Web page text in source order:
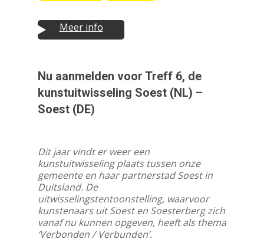
Meer info
Nu aanmelden voor Treff 6, de
kunstuitwisseling Soest (NL) –
Soest (DE)
Dit jaar vindt er weer een
kunstuitwisseling plaats tussen onze
gemeente en haar partnerstad Soest in
Duitsland. De
uitwisselingstentoonstelling, waarvoor
kunstenaars uit Soest en Soesterberg zich
vanaf nu kunnen opgeven, heeft als thema
‘Verbonden / Verbunden’.